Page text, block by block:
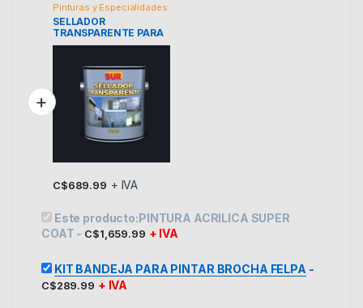
Pinturas y Especialidades
SELLADOR
TRANSPARENTE PARA
CONCRETO
C$689.99 + IVA
Este producto:PINTURA ACRILICA SUPER
COAT - C$1,659.99 + IVA
KIT BANDEJA PARA PINTAR BROCHA FELPA -
C$289.99 + IVA